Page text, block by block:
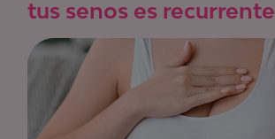
tus senos es recurrente